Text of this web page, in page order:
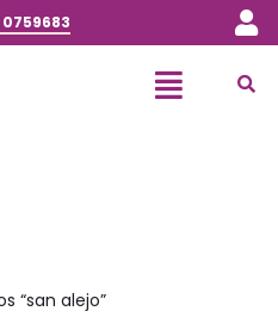
0759683
“san alejo”